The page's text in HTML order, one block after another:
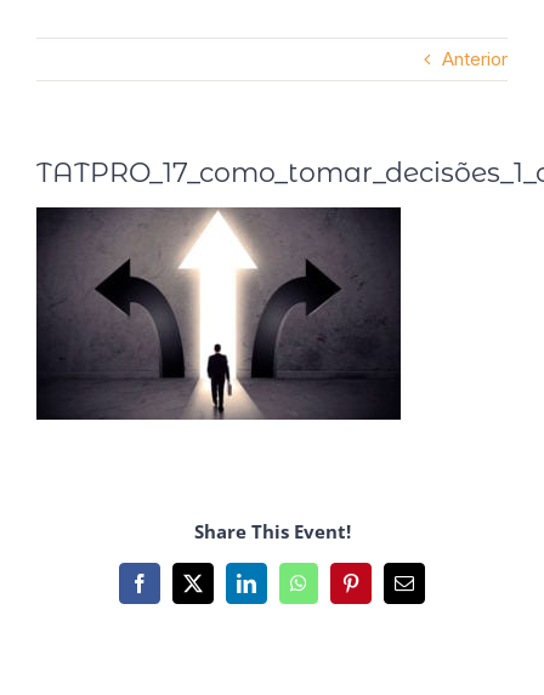
Anterior
Share This Event!